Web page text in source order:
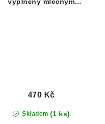
Skladem (1 ks)
470 Kč